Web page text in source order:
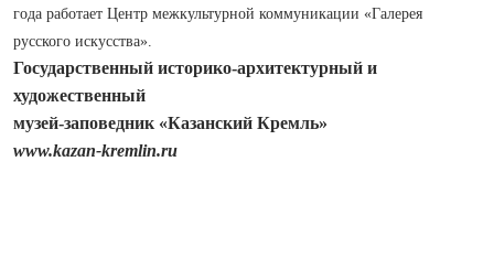
года работает Центр межкультурной коммуникации «Галерея
русского искусства».
Государственный историко-архитектурный и
художественный
музей-заповедник «Казанский Кремль»
www.kazan-kremlin.ru